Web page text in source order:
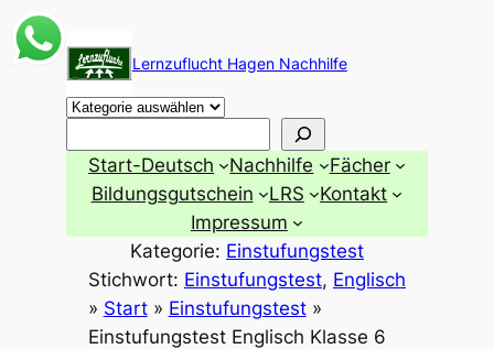
Zum
Inhalt
springen
Lernzuflucht Hagen Nachhilfe
Start-Deutsch Nachhilfe
Fächer
Bildungsgutschein
LRS
Kontakt
Impressum
Kategorie: Einstufungstest
Stichwort: Einstufungstest, Englisch
» Start» Einstufungstest»
Einstufungstest Englisch Klasse 6